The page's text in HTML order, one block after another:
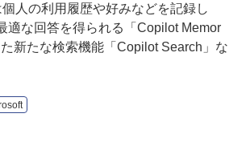
人の利用履歴や好みなどを記録し
適な回答を得られる「Copilot Memor
新たな検索機能「Copilot Search」な